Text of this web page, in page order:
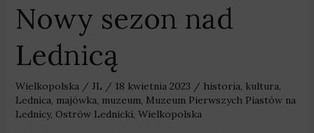
Nowy sezon nad
Lednicą
Wielkopolska/ JL / 18 kwietnia 2023 / historia, kultura,
Lednica, majówka, muzeum, Muzeum Pierwszych Piastów na
Lednicy, Ostrów Lednicki, Wielkopolska